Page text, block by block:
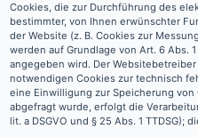
Cookies, die zur Durchführung des
bestimmter, von Ihnen erwünschter
der Website (z. B. Cookies zur
werden auf Grundlage von Art. 6 Abs.
angegeben wird. Der
notwendigen Cookies zur technisch
eine Einwilligung zur Speicherung
abgefragt wurde, erfolgt die
lit. a DSGVO und § 25 Abs. 1